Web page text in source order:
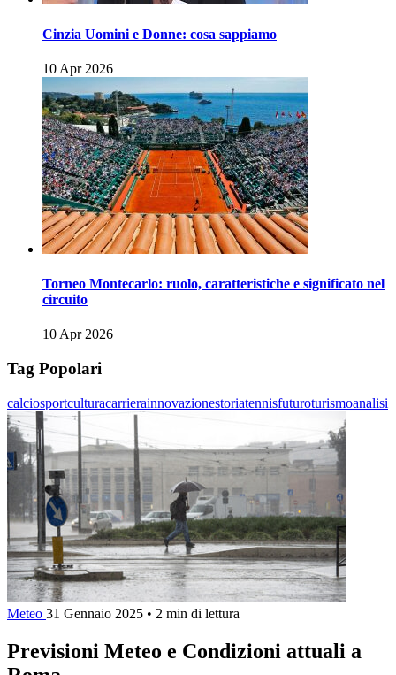
Cinzia Uomini e Donne: cosa sappiamo
10 Apr 2026
Torneo Montecarlo: ruolo, caratteristiche e significato nel
circuito
10 Apr 2026
Tag Popolari
calciosportculturacarrierainnovazionestoriatennisfuturoturismoanalisi
Meteo 31 Gennaio 2025 • 2 min di lettura
Previsioni Meteo e Condizioni attuali a